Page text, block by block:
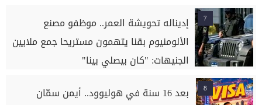
7
إديناله تحويشة العمر.. موظفو مصنع
الألومنيوم بقنا يتهمون مستريحا جمع ملايين
الجنيهات: "كان بيصلي بينا"
8
بعد 16 سنة في هوليوود.. أيمن سمّان